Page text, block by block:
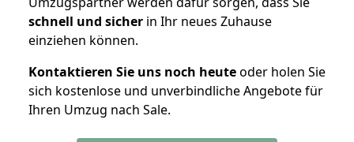
schnell und sicher in Ihr neues Zuhause
einziehen können.
Kontaktieren Sie uns noch heuteoder holen Sie
sich kostenlose und unverbindliche Angebote für
Ihren Umzug nach Sale.